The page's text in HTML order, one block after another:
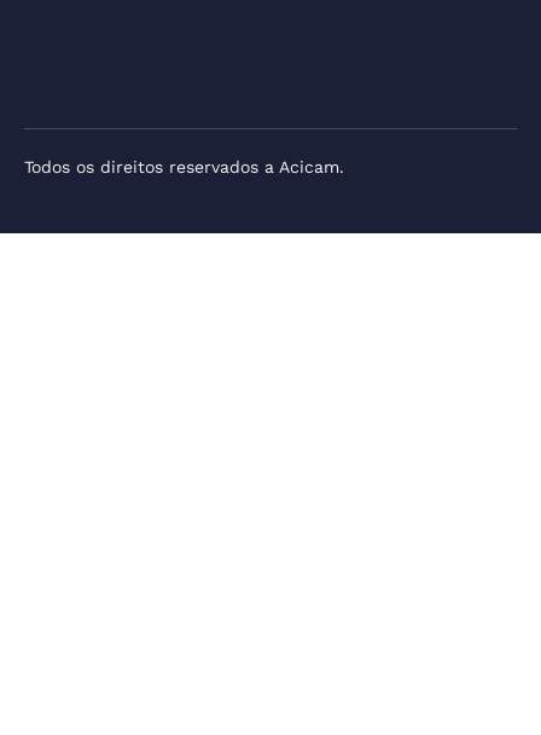
Todos os direitos reservados a Acicam.